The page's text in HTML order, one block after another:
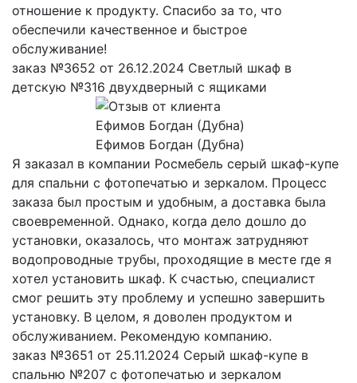
отношение к продукту. Спасибо за то, что
обеспечили качественное и быстрое
обслуживание!
заказ №3652 от 26.12.2024 Светлый шкаф в
детскую №316 двухдверный с ящиками
Ефимов Богдан (Дубна)
Я заказал в компании Росмебель серый шкаф-купе
для спальни с фотопечатью и зеркалом. Процесс
заказа был простым и удобным, а доставка была
своевременной. Однако, когда дело дошло до
установки, оказалось, что монтаж затрудняют
водопроводные трубы, проходящие в месте где я
хотел установить шкаф. К счастью, специалист
смог решить эту проблему и успешно завершить
установку. В целом, я доволен продуктом и
обслуживанием. Рекомендую компанию.
заказ №3651 от 25.11.2024 Серый шкаф-купе в
спальню №207 с фотопечатью и зеркалом